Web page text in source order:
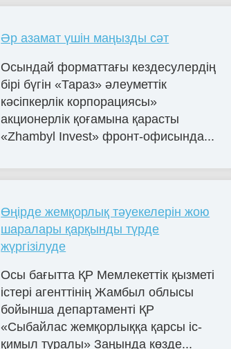
Әр азамат үшін маңызды сәт
Осындай форматтағы кездесулердің
бірі бүгін «Тараз» әлеуметтік
кәсіпкерлік корпорациясы»
акционерлік қоғамына қарасты
«Zhambyl Invest» фронт-офисында...
Өңірде жемқорлық тәуекелерін жою
шаралары қарқынды түрде
жүргізілуде
Осы бағытта ҚР Мемлекеттік қызметі
істері агенттінің Жамбыл облысы
бойынша департаменті ҚР
«Сыбайлас жемқорлыққа қарсы іс-
қимыл туралы» Заңында көзде...